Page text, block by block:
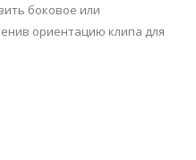
боковое или
ориентацию клипа для